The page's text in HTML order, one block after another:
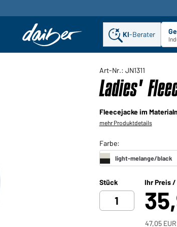
KI-Berater
Art-Nr.: JN1311
Ladies'
Fleecejacke im
mehr Produktdetails
Stück Ihr Preis
47,05